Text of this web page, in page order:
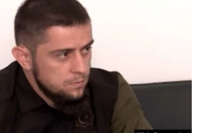
РАССЫЛКУ